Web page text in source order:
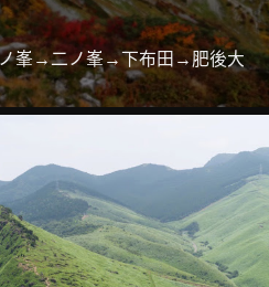
峯→二ノ峯→下布田→肥後大